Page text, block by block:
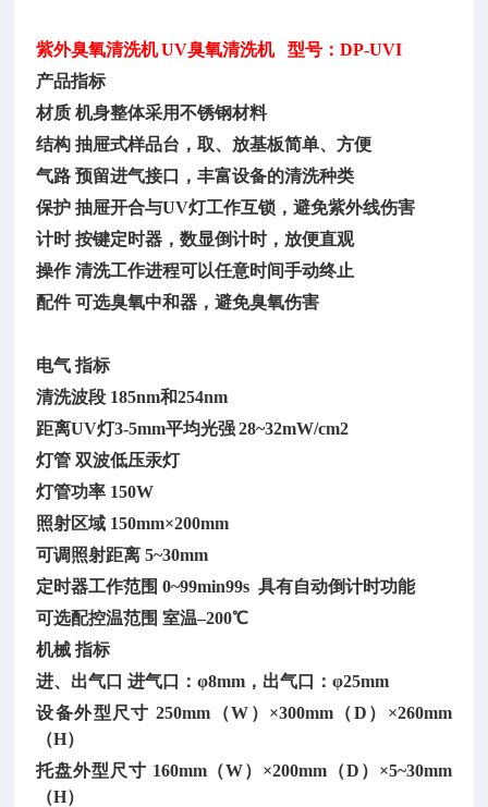
紫外臭氧清洗机UV臭氧清洗机 型号：DP-UVI
产品指标
材质 机身整体采用不锈钢材料
结构 抽屉式样品台，取、放基板简单、方便
气路 预留进气接口，丰富设备的清洗种类
保护 抽屉开合与UV灯工作互锁，避免紫外线伤害
计时 按键定时器，数显倒计时，放便直观
操作 清洗工作进程可以任意时间手动终止
配件 可选臭氧中和器，避免臭氧伤害
电气 指标
清洗波段 185nm和254nm
距离UV灯3-5mm平均光强 28~32mW/cm2
灯管 双波低压汞灯
灯管功率 150W
照射区域 150mm×200mm
可调照射距离 5~30mm
定时器工作范围 0~99min99s 具有自动倒计时功能
可选配控温范围 室温–200℃
机械 指标
进、出气口 进气口：φ8mm，出气口：φ25mm
设备外型尺寸 250mm（W）×300mm（D）×260mm
（H）
托盘外型尺寸 160mm（W）×200mm（D）×5~30mm
（H）